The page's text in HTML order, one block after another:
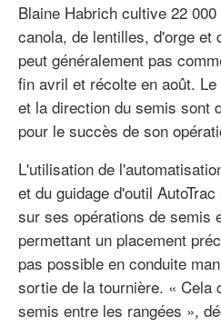
Blaine Habrich cultive 22
canola, de lentilles, d'orge et
peut généralement pas
fin avril et récolte en août.
et la direction du semis sont
pour le succès de son
L'utilisation de
et du guidage d'outil
sur ses opérations de semis
permettant un placement
pas possible en conduite
sortie de la tournière. « Cela
semis entre les rangées »,